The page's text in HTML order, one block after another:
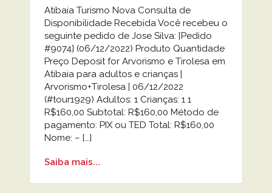
Atibaia Turismo Nova Consulta de
Disponibilidade Recebida Você recebeu o
seguinte pedido de Jose Silva: [Pedido
#9074] (06/12/2022) Produto Quantidade
Preço Deposit for Arvorismo e Tirolesa em
Atibaia para adultos e crianças |
Arvorismo+Tirolesa | 06/12/2022
(#tour1929) Adultos: 1 Crianças: 1 1
R$160,00 Subtotal: R$160,00 Método de
pagamento: PIX ou TED Total: R$160,00
Nome: – […]
Saiba mais...